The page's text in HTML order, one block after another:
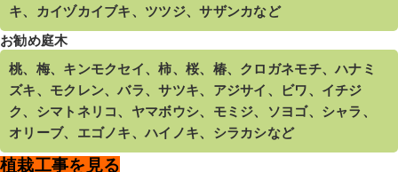
キ、カイヅカイブキ、ツツジ、サザンカなど
お勧め庭木
桃、梅、キンモクセイ、柿、桜、椿、クロガネモチ、ハナミ
ズキ、モクレン、バラ、サツキ、アジサイ、ビワ、イチジ
ク、シマトネリコ、ヤマボウシ、モミジ、ソヨゴ、シャラ、
オリーブ、エゴノキ、ハイノキ、シラカシなど
植栽工事を見る